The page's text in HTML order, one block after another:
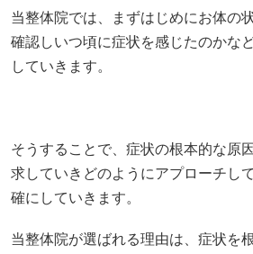
当整体院では、まずはじめにお体の
確認しいつ頃に症状を感じたのかな
していきます。
そうすることで、症状の根本的な原
求していきどのようにアプローチし
確にしていきます。
当整体院が選ばれる理由は、症状を